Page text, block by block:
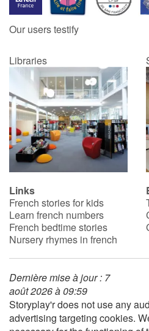
Our users testify
Libraries
Links
French stories for kids
Learn french numbers
French bedtime stories
Nursery rhymes in french
Dernière mise à jour : 7
août 2026 à 09:59
Storyplay'r does not use any
advertising targeting cookies.